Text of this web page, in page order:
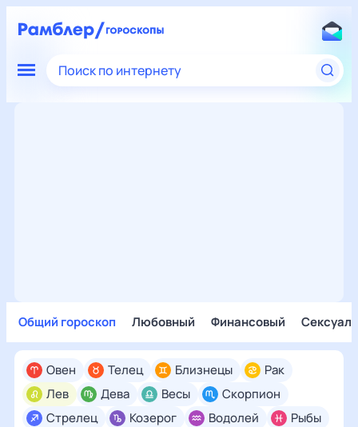
Поиск по интернету
Общий гороскоп Любовный Финансовый
Овен Телец Близнецы
Рак
Лев
Дева Весы
Скорпион
Стрелец
Козерог Водолей Рыбы